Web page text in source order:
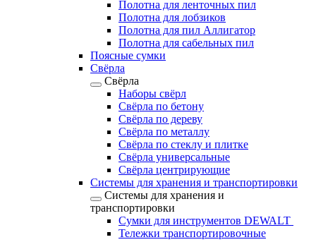
Полотна для ленточных пил
Полотна для лобзиков
Полотна для пил Аллигатор
Полотна для сабельных пил
Поясные сумки
Свёрла
Свёрла
Наборы свёрл
Свёрла по бетону
Свёрла по дереву
Свёрла по металлу
Свёрла по стеклу и плитке
Свёрла универсальные
Свёрла центрирующие
Системы для хранения и транспортировки
Системы для хранения и
транспортировки
Сумки для инструментов DEWALT
Тележки транспортировочные